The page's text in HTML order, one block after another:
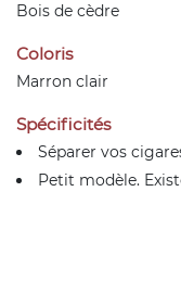
Bois de cèdre
Coloris
Marron clair
Spécificités
Séparer vos
Petit modèle.